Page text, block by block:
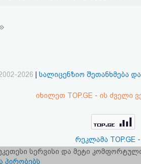
2026 სალიცენზიო შეთანხმება
იხილეთ TOP.GE - ის ძველი
რეკლამა TOP.GE
განთავსებას და
სერვისი და მეტი
პირობებს